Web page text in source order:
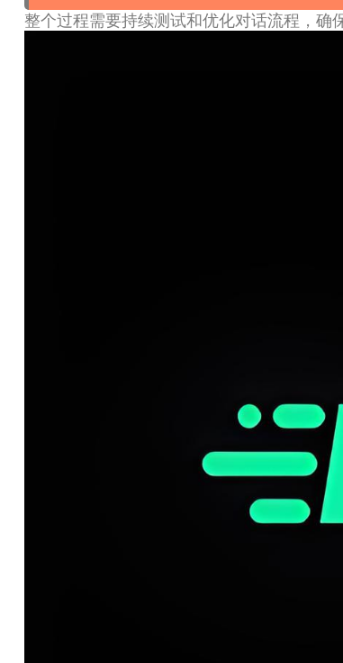
整个过程需要持续测试和优化对话流程，确